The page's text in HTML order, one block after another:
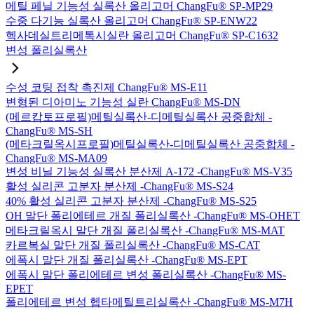
메틸 페닐 기능성 실록산 올리고머 ChangFu® SP-MP29
수중 다기능 실록산 올리고머 ChangFu® SP-ENW22
헥사데실트리메톡시실란 올리고머 ChangFu® SP-C1632
변성 폴리실록산
수성 코팅 접착 촉진제 ChangFu® MS-E11
변형된 디아미노 기능성 실란 ChangFu® MS-DN
(메르캅토프로필)메틸실록산-디메틸실록산 공중합체 -
ChangFu® MS-SH
(메타크릴옥시프로필)메틸실록산-디메틸실록산 공중합체 -
ChangFu® MS-MA09
변성 비닐 기능성 실록산 분산제 A-172 -ChangFu® MS-V35
활성 실리콘 고분자 분산제 -ChangFu® MS-S24
40% 활성 실리콘 고분자 분산제 -ChangFu® MS-S25
OH 말단 폴리에테르 개질 폴리실록산 -ChangFu® MS-OHET
메타크릴옥시 말단 개질 폴리실록산 -ChangFu® MS-MAT
카르복실 말단 개질 폴리실록산 -ChangFu® MS-CAT
에폭시 말단 개질 폴리실록산 -ChangFu® MS-EPT
에폭시 말단 폴리에테르 변성 폴리실록산 -ChangFu® MS-
EPET
폴리에테르 변성 헵타메틸트리실록산 -ChangFu® MS-M7H